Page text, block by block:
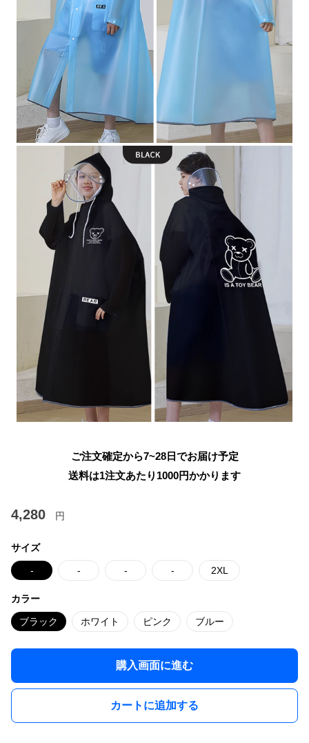
ご注文確定から7~28日でお届け予定
送料は1注文あたり 1000円かかります
4,280 円
サイズ
- - - - 2XL
カラー
ブラック ホワイト ピンク ブルー
購入画面に進む
カートに追加する